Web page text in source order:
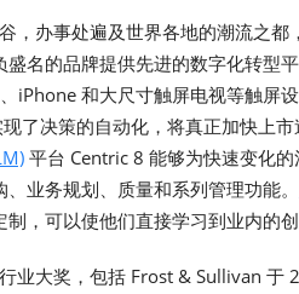
，办事处遍及世界各地的潮流之
名的品牌提供先进的数字化转型
iPhone 和大尺寸触屏电视等触屏
了决策的自动化，将真正加快上市
平台 Centric 8 能够为快速变化
业务规划、质量和系列管理功能。
，可以使他们直接学习到业内的创
业大奖，包括 Frost & Sullivan 于